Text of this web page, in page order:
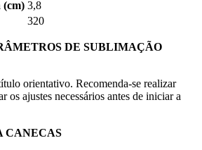
(cm) 3,8
320
DE SUBLIMAÇÃO
orientativo. Recomenda-se realizar
os ajustes necessários antes de iniciar a
CANECAS